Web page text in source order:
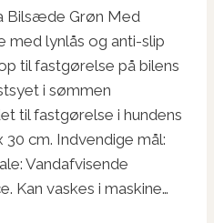
pris
er:
kr. 350,00.
Bilsæde Grøn Med
med lynlås og anti-slip
til fastgørelse på bilens
i sømmen
til fastgørelse i hundens
30 cm. Indvendige mål:
Vandafvisende
Kan vaskes i maskine…